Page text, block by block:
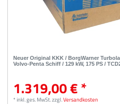
Neuer Original KKK / BorgWarner
Volvo-Penta Schiff / 129 kW, 175 PS /
1.319,00 € *
*inkl. ges. MwSt.zzgl.Versandkosten